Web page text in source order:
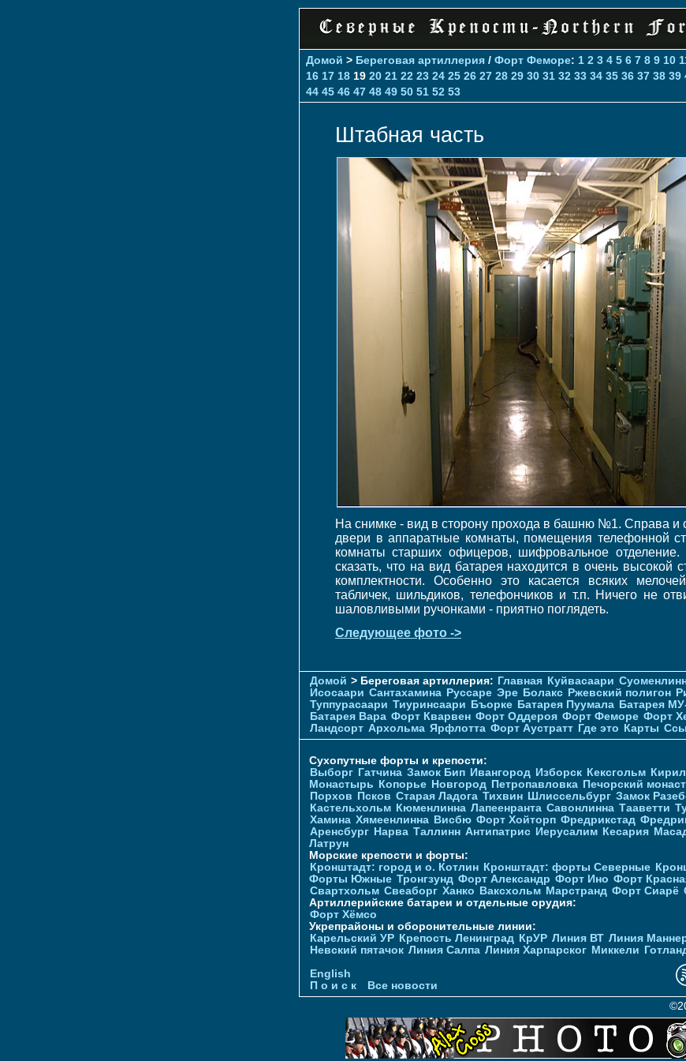
Домой > Береговая артиллерия / Форт Феморе: 1 2 3 4 5 6 7 8 9 10
16 17 18 19 20 21 22 23 24 25 26 27 28 29 30 31 32 33 34 35 36 37 38 39
44 45 46 47 48 49 50 51 52 53
Штабная часть
На снимке - вид в сторону прохода в башню №1. Справа и
двери в аппаратные комнаты, помещения телефонной
комнаты старших офицеров, шифровальное
сказать, что на вид батарея находится в очень высокой
комплектности. Особенно это касается всяких
табличек, шильдиков, телефончиков и т.п. Ничего не
шаловливыми ручонками - приятно поглядеть.
Следующее фото ->
Домой > Береговая артиллерия: Главная Куйвасаари
Исосаари Сантахамина Руссаре Эре Болакс Ржевский полигон
Туппурасаари Тиуринсаари Бъорке Батарея Пуумала Батарея
Батарея Вара Форт Кварвен Форт Оддероя Форт Феморе Форт
Ландсорт Архольма Ярфлотта Форт Аустратт Где это Карты
Сухопутные форты и крепости:
Выборг Гатчина Замок Бип Ивангород Изборск Кексгольм
Монастырь Копорье Новгород Петропавловка Печорcкий
Порхов Псков Старая Ладога Тихвин Шлиссельбург Замок
Кастельхольм Кюменлинна Лапеенранта Савонлинна Тааветти
Хамина Хямеенлинна Висбю Форт Хойторп Фредрикстад
Аренсбург Нарва Таллинн Антипатрис Иерусалим Кесария
Латрун
Морские крепости и форты:
Кронштадт: город и о. Котлин Кронштадт: форты Северные
Форты Южные Тронгзунд Форт Александр Форт Ино Форт
Свартхольм Свеаборг Ханко Ваксхольм Марстранд Форт Сиарё
Артиллерийские батареи и отдельные орудия:
Форт Хёмсо
Укрепрайоны и оборонительные линии:
Карельский УР Крепость Ленинград КрУР Линия ВТ Линия
Невский пятачок Линия Салпа Линия Харпарског Миккели
English
П о и с к
Все новости